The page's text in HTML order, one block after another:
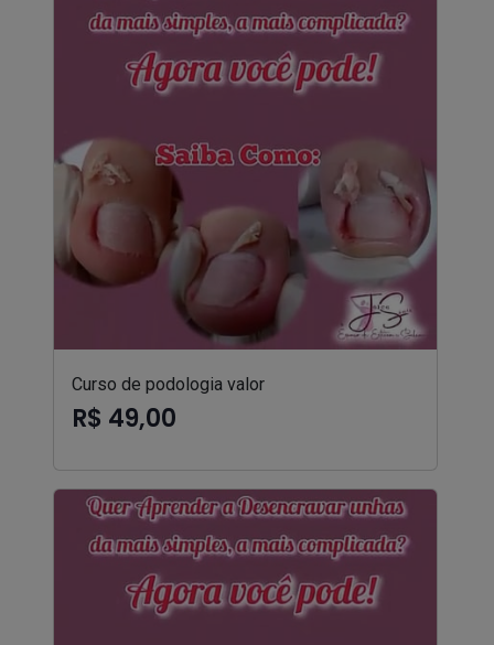
Curso de podologia valor
R$ 49,00